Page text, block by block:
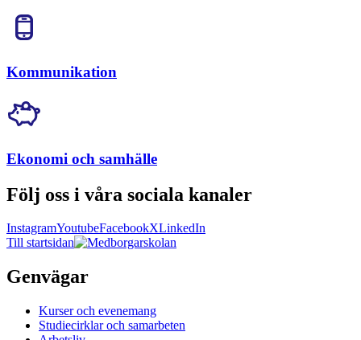
Kommunikation
Ekonomi och samhälle
Följ oss i våra sociala kanaler
InstagramYoutubeFacebookXLinkedIn
Till startsidan
Genvägar
Kurser och evenemang
Studiecirklar och samarbeten